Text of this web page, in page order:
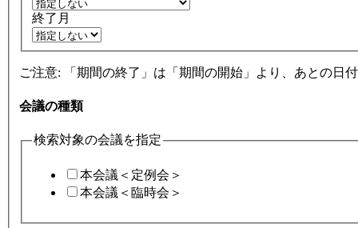
終了月
ご注意: 「期間の終了」は「期間の開始」より、あとの日
会議の種類
検索対象の会議を指定
本会議＜定例会＞
本会議＜臨時会＞